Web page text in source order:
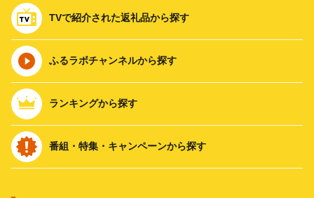
TVで紹介された返礼品から探す
ふるラボチャンネルから探す
ランキングから探す
番組・特集・キャンペーンから探す